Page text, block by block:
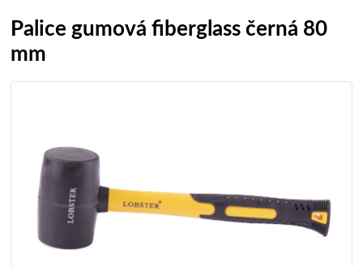
Palice gumová fiberglass černá 80
mm